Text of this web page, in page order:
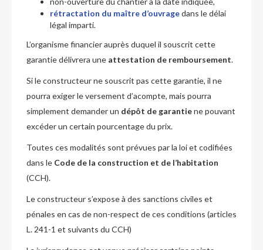
rétractation du maître d’ouvragedans le délai
légal imparti.
L’organisme financier auprès duquel il souscrit cette
garantie délivrera une attestation de remboursement.
Si le constructeur ne souscrit pas cette garantie, il ne
pourra exiger le versement d’acompte, mais pourra
simplement demander un dépôt de garantiene pouvant
excéder un certain pourcentage du prix.
Toutes ces modalités sont prévues par la loi et codifiées
dans le Code de la construction et de l’habitation
(CCH).
Le constructeur s’expose à des sanctions civiles et
pénales en cas de non-respect de ces conditions (articles
L. 241-1 et suivants du CCH)